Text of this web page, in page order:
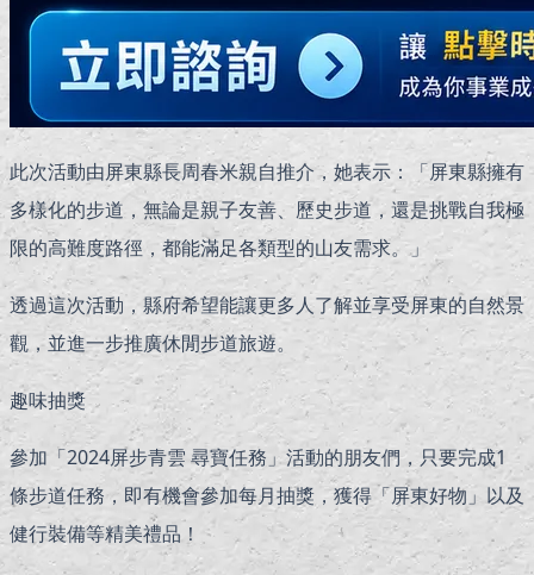
此次活動由屏東縣長周春米親自推介，她表示：「屏東縣擁有
多樣化的步道，無論是親子友善、歷史步道，還是挑戰自我極
限的高難度路徑，都能滿足各類型的山友需求。」
透過這次活動，縣府希望能讓更多人了解並享受屏東的自然景
觀，並進一步推廣休閒步道旅遊。
趣味抽獎
參加「2024屏步青雲 尋寶任務」活動的朋友們，只要完成1
條步道任務，即有機會參加每月抽獎，獲得「屏東好物」以及
健行裝備等精美禮品！